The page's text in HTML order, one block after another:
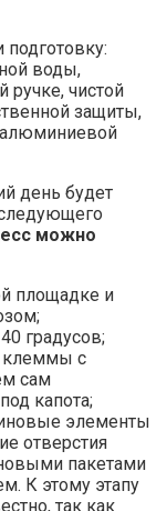
воды,
чистой
защиты,
алюминиевой
день будет
можно
площадке и
градусов;
клеммы с
сам
капота;
элементы
отверстия
пакетами
К этому этапу
так как